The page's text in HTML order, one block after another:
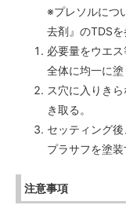
※プレソルにつ
去剤』のTDSを
必要量をウエ
全体に均一に塗
ス穴に入りき
き取る。
セッティング
プラサフを塗装
注意事項